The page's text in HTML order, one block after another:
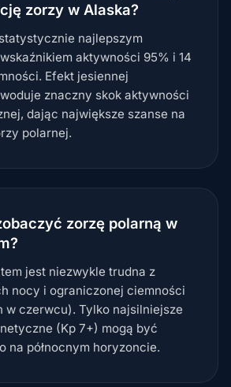
zorzy w Alaska?
najlepszym
aktywności 95% i 14
Efekt jesiennej
znaczny skok aktywności
dając największe szanse na
polarnej.
zorzę polarną w
jest niezwykle trudna z
nocy i ograniczonej ciemności
w czerwcu). Tylko najsilniejsze
(Kp 7+) mogą być
na północnym horyzoncie.